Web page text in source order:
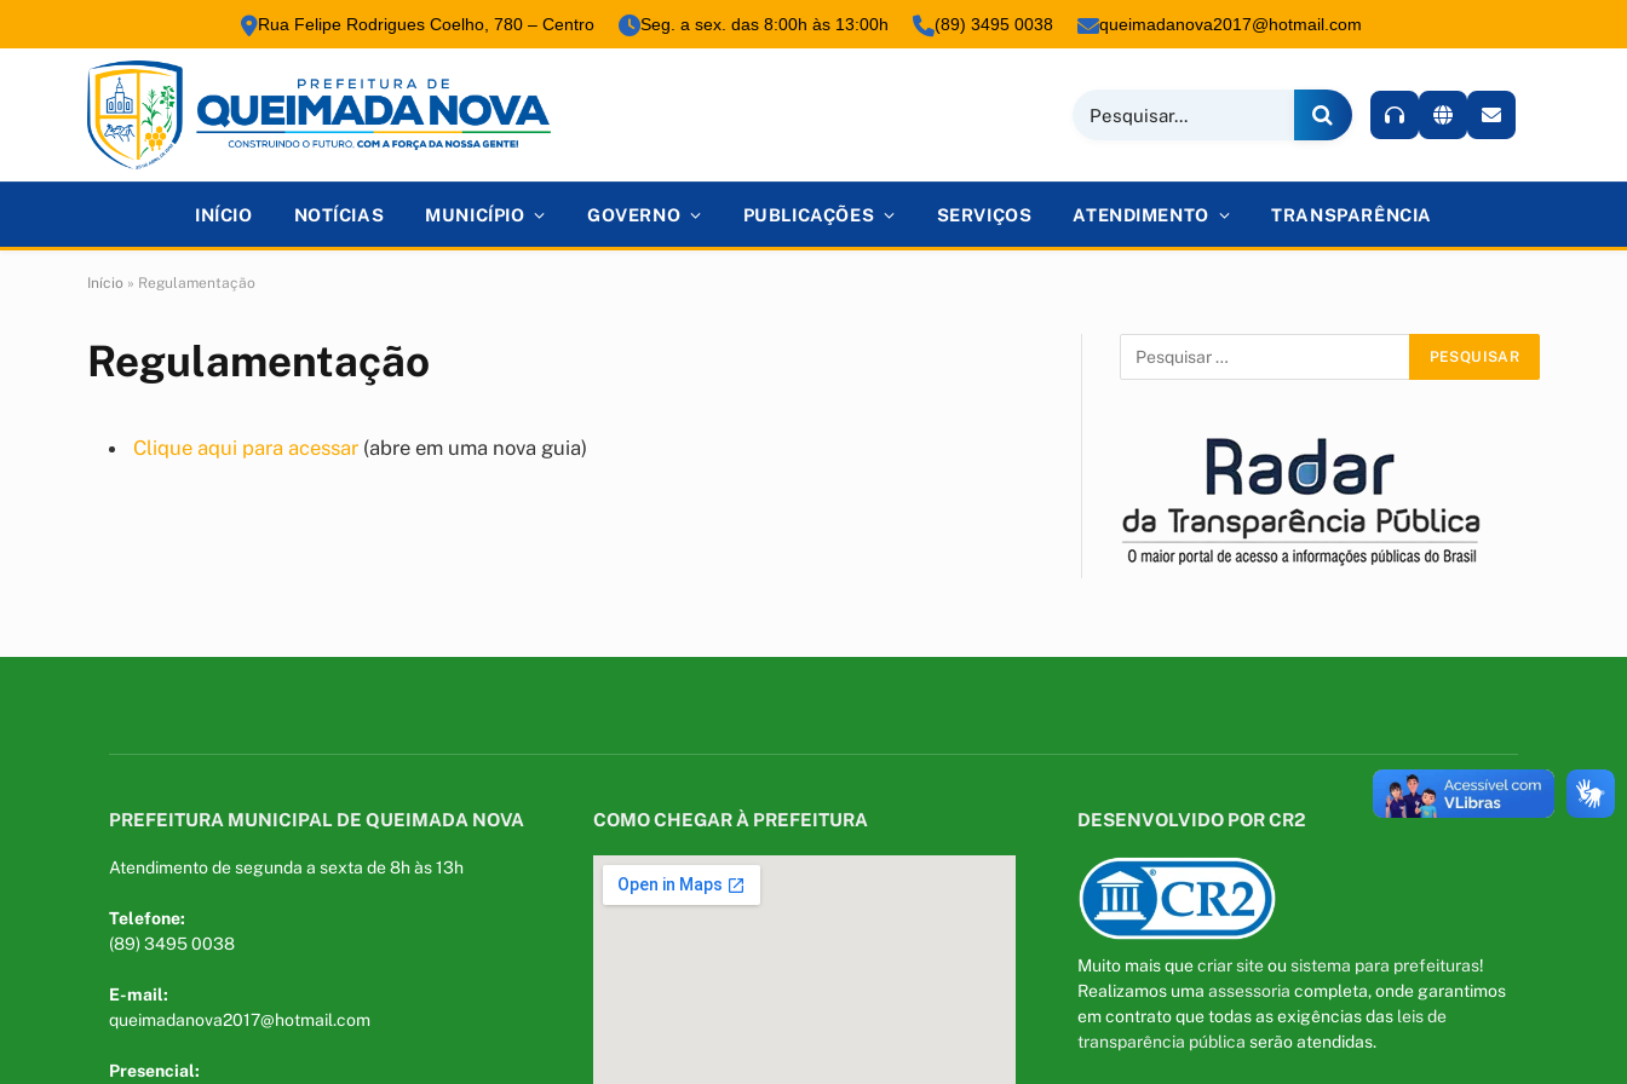
Rua Felipe Rodrigues Coelho, 780 – Centro Seg. a sex. das 8:00h às 13:00h (89) 3495 0038 queimadanova2017@hotmail.com
INÍCIO NOTÍCIAS MUNICÍPIO GOVERNO PUBLICAÇÕES SERVIÇOS ATENDIMENTO TRANSPARÊNCIA
Início » Regulamentação
Regulamentação
Clique aqui para acessar (abre em uma nova guia)
PREFEITURA MUNICIPAL DE QUEIMADA NOVA
Atendimento de segunda a sexta de 8h às 13h
Telefone:
(89) 3495 0038
E-mail:
queimadanova2017@hotmail.com
Presencial:
COMO CHEGAR À PREFEITURA DESENVOLVIDO POR CR2
Muito mais quecriar siteou sistema para prefeituras!
Realizamos uma assessoria completa, onde garantimos
em contrato que todas as exigências das leis de
transparência pública serão atendidas.